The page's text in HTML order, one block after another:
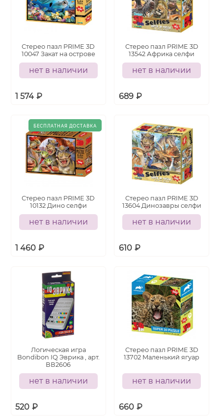
Стерео пазл PRIME 3D
10047 Закат на острове
нет в наличии
1 574 ₽
Стерео пазл PRIME 3D
13542 Африка селфи
нет в наличии
689 ₽
Стерео пазл PRIME 3D
10132 Дино селфи
нет в наличии
1 460 ₽
Стерео пазл PRIME 3D
13604 Динозавры селфи
нет в наличии
610 ₽
Логическая игра
Bondibon IQ Эврика , арт.
ВВ2606
нет в наличии
520 ₽
Стерео пазл PRIME 3D
13702 Маленький ягуар
нет в наличии
660 ₽